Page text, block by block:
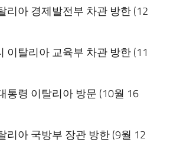
리아 경제발전부 차관 방한 (12
이탈리아 교육부 차관 방한 (11
통령 이탈리아 방문 (10월 16
리아 국방부 장관 방한 (9월 12